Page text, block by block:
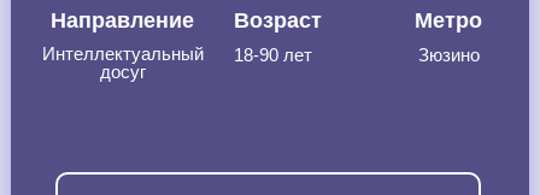
Направление
Интеллектуальный
досуг
Возраст
18-90 лет
Метро
Зюзино